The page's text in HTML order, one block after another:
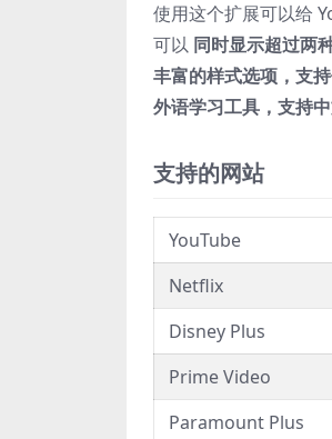
使用这个扩展可以给
可以 同时显示超过两
丰富的样式选项，支
外语学习工具，支持
支持的网站
YouTube
Netflix
Disney Plus
Prime Video
Paramount Plus